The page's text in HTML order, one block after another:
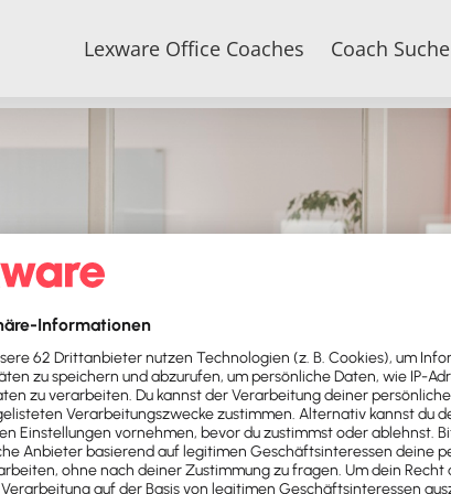
Lexware Office Coaches Coach Suche